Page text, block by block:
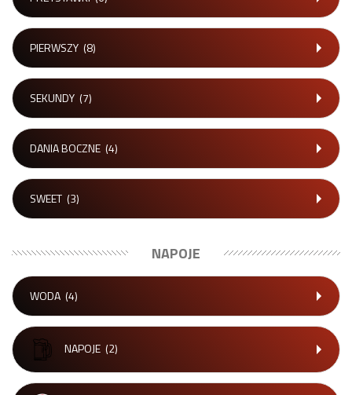
PIERWSZY (8)
SEKUNDY (7)
DANIA BOCZNE (4)
SWEET (3)
NAPOJE
WODA (4)
NAPOJE (2)